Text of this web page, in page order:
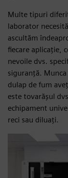
Multe tipuri
laborator
ascultăm
fiecare aplicație,
nevoile dvs.
siguranță.
dulap de fum
este tovarășul
echipament
reci sau diluați.